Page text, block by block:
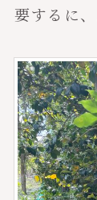
要するに、